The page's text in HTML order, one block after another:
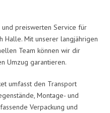
preiswerten Service für
Halle. Mit unserer langjährigen
Team können wir dir
Umzug garantieren.
umfasst den Transport
Montage- und
Verpackung und